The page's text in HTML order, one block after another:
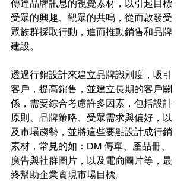
傳達品牌訊息的視覺素材，以引起目標
受眾的興趣、觀眾的共鳴，從而啟發受
眾族群採取行動，進而推動銷售和品牌
建設。
透過行銷設計來建立品牌識別度，吸引
客戶，提高銷售，並建立長期的客戶關
係，需要綜合考慮許多因素，包括設計
原則、品牌策略、受眾需求與偏好，以
及市場趨勢，並將這些要點設計成行銷
素材，常見的如：DM 傳單、產品冊、
廣告與社群圖片，以及電商圖片等，最
終幫助企業實現市場目標。